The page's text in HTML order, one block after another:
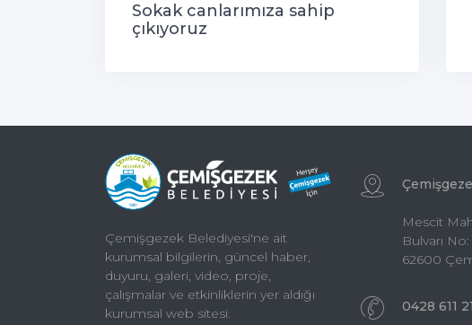
Sokak canlarımıza sahip
çıkıyoruz
Çemişgezek Belediyesi'ne ait
kurumsal bilgilerin, güncel haber,
duyuru, galeri, video, proje,
çalışmalar ve etkinliklerin yer aldığı
kurumsal web sitesi.
Mescit
Bulvarı No:
62600
0428 611